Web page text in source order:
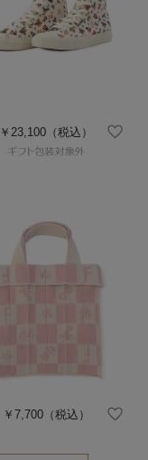
￥23,100 （税込）
￥7,700（税込）